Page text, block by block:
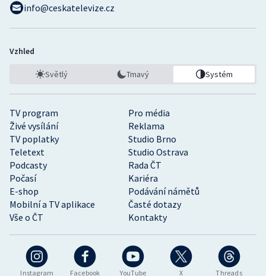
Instagram Facebook YouTube X Threads
TV program
Pro média
Živé vysílání
Reklama
TV poplatky
Studio Brno
Teletext
Studio Ostrava
Podcasty
Rada ČT
Počasí
Kariéra
E-shop
Podávání námětů
Mobilní a TV aplikace
Časté dotazy
Vše o ČT
Kontakty
info@ceskatelevize.cz
Vzhled
Světlý Tmavý Systém